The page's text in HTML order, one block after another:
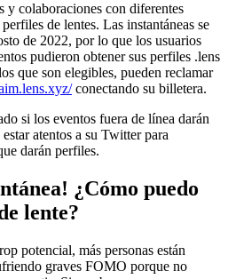
y colaboraciones con diferentes
de lentes. Las instantáneas se
de 2022, por lo que los usuarios
pudieron obtener sus perfiles .lens
que son elegibles, pueden reclamar
conectando su billetera.
si los eventos fuera de línea darán
atentos a su Twitter para
darán perfiles.
¿Cómo puedo
lente?
potencial, más personas están
graves FOMO porque no